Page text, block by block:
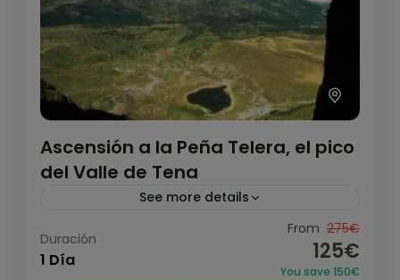
Ascensión a la Peña Telera, el pico
del Valle de Tena
See more details
Ascensión al pico principal de todo el valle
de Tena, la Peña Telera de 2.765m. Sin
Duración
1 Día
From 275€
125€
You save 150€